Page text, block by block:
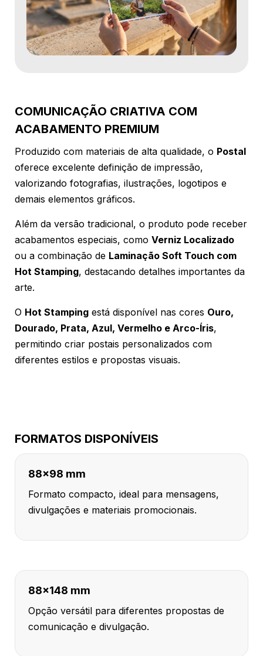
COMUNICAÇÃO CRIATIVA COM
ACABAMENTO PREMIUM
Produzido com materiais de alta qualidade, o Postal
oferece excelente definição de impressão,
valorizando fotografias, ilustrações, logotipos e
demais elementos gráficos.
Além da versão tradicional, o produto pode receber
acabamentos especiais, como Verniz Localizado
ou a combinação de Laminação Soft Touch com
Hot Stamping, destacando detalhes importantes da
arte.
O Hot Stamping está disponível nas cores Ouro,
Dourado, Prata, Azul, Vermelho e Arco-Íris,
permitindo criar postais personalizados com
diferentes estilos e propostas visuais.
FORMATOS DISPONÍVEIS
88x98 mm
Formato compacto, ideal para mensagens,
divulgações e materiais promocionais.
88x148 mm
Opção versátil para diferentes propostas de
comunicação e divulgação.